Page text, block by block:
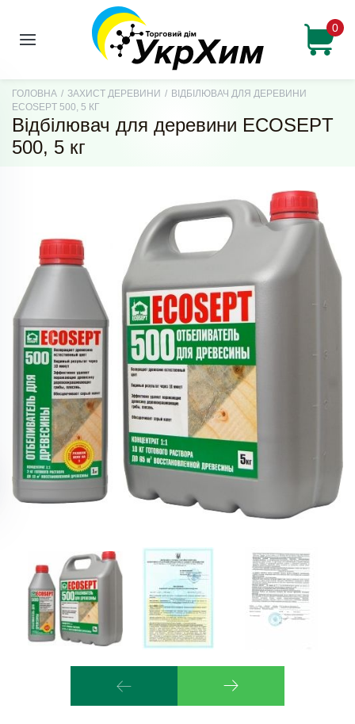
0
ГОЛОВНА / ЗАХИСТ ДЕРЕВИНИ / ВІДБІЛЮВАЧ ДЛЯ ДЕРЕВИНИ
ECOSEPT 500, 5 КГ
Відбілювач для деревини ECOSEPT
500, 5 кг